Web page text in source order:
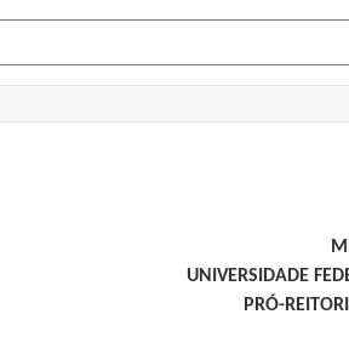
UNIVERSIDADE
PRÓ-